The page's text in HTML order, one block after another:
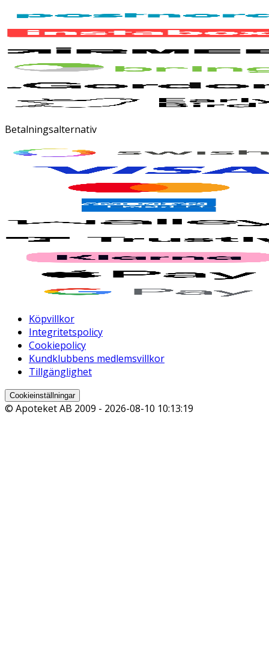
Betalningsalternativ
Köpvillkor
Integritetspolicy
Cookiepolicy
Kundklubbens medlemsvillkor
Tillgänglighet
Cookieinställningar
© Apoteket AB 2009 - 2026-08-10 10:13:19